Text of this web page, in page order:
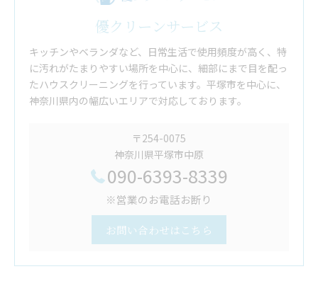
優クリーンサービス
キッチンやベランダなど、日常生活で使用頻度が高く、特
に汚れがたまりやすい場所を中心に、細部にまで目を配っ
たハウスクリーニングを行っています。平塚市を中心に、
神奈川県内の幅広いエリアで対応しております。
〒254-0075
神奈川県平塚市中原
090-6393-8339
※営業のお電話お断り
お問い合わせはこちら